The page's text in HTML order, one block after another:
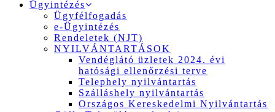
Ügyintézés
Ügyfélfogadás
e-Ügyintézés
Rendeletek (NJT)
NYILVÁNTARTÁSOK
Vendéglátó üzletek 2024. évi
hatósági ellenőrzési terve
Telephely nyilvántartás
Szálláshely nyilvántartás
Országos Kereskedelmi Nyilvántartás